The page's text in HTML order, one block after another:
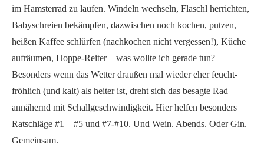
im Hamsterrad zu laufen. Windeln wechseln, Flaschl herrichten,
Babyschreien bekämpfen, dazwischen noch kochen, putzen,
heißen Kaffee schlürfen (nachkochen nicht vergessen!), Küche
aufräumen, Hoppe-Reiter – was wollte ich gerade tun?
Besonders wenn das Wetter draußen mal wieder eher feucht-
fröhlich (und kalt) als heiter ist, dreht sich das besagte Rad
annähernd mit Schallgeschwindigkeit. Hier helfen besonders
Ratschläge #1 – #5 und #7-#10. Und Wein. Abends. Oder Gin.
Gemeinsam.